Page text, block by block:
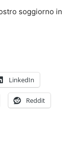
soggiorno in
LinkedIn
Reddit